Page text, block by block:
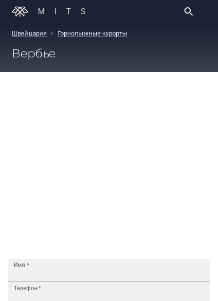
MITS
Швейцария › Горнолыжные курорты
Вербье
Имя *
Телефон *